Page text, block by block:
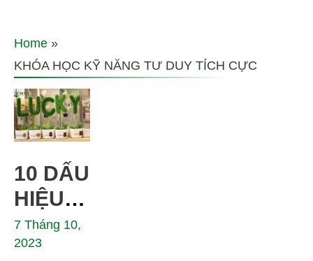
Home
KHÓA HỌC KỸ NĂNG TƯ DUY TÍCH CỰC
10 DẤU
HIỆU
NHẬN
BIẾT AI
7 Tháng 10,
2023